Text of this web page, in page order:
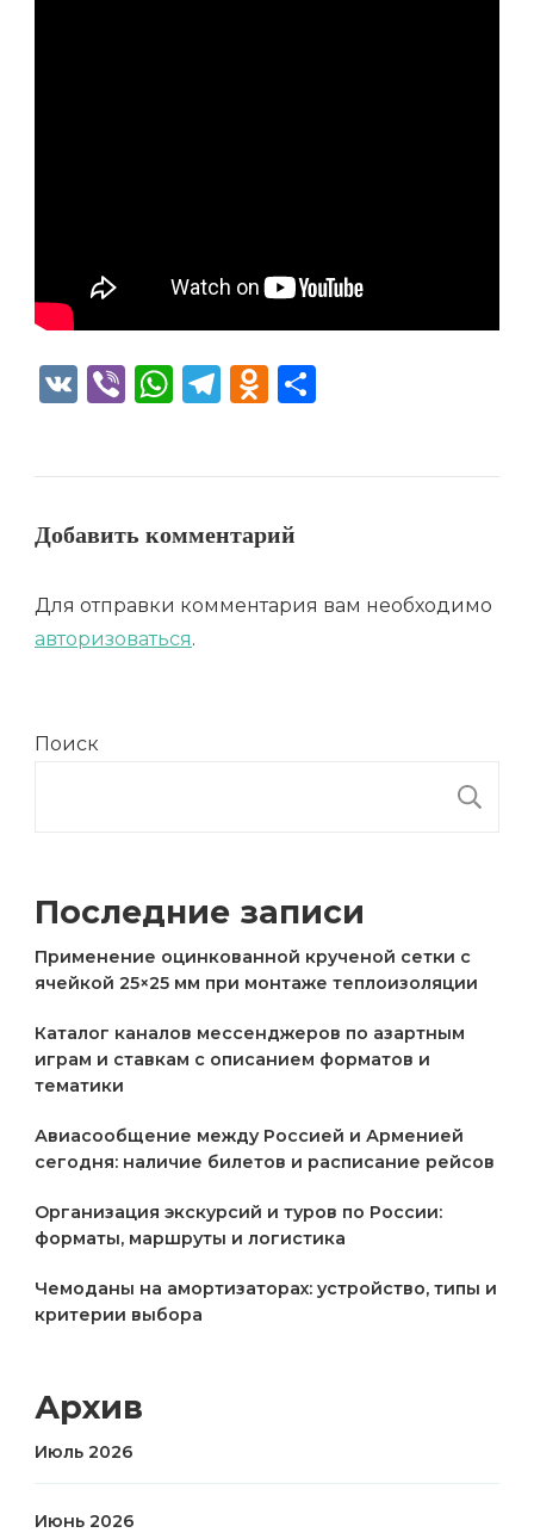
VK ViberWhatsApp
Telegram
Odnoklassniki
Добавить комментарий
Для отправки комментария вам необходимо
авторизоваться.
Поиск
Последние записи
Применение оцинкованной крученой сетки с
ячейкой 25×25 мм при монтаже теплоизоляции
Каталог каналов мессенджеров по азартным
играм и ставкам с описанием форматов и
тематики
Авиасообщение между Россией и Арменией
сегодня: наличие билетов и расписание рейсов
Организация экскурсий и туров по России:
форматы, маршруты и логистика
Чемоданы на амортизаторах: устройство, типы и
критерии выбора
Архив
Июль 2026
Июнь 2026